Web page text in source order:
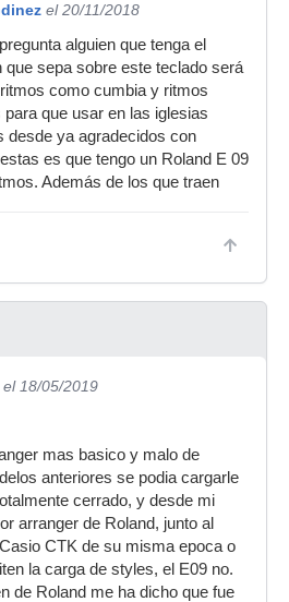
el 20/11/2018
alguien que tenga el
que sepa sobre este teclado será
como cumbia y ritmos
que usar en las iglesias
desde ya agradecidos con
es que tengo un Roland E 09
Además de los que traen
el 18/05/2019
mas basico y malo de
anteriores se podia cargarle
cerrado, y desde mi
arranger de Roland, junto al
CTK de su misma epoca o
la carga de styles, el E09 no.
de Roland me ha dicho que fue